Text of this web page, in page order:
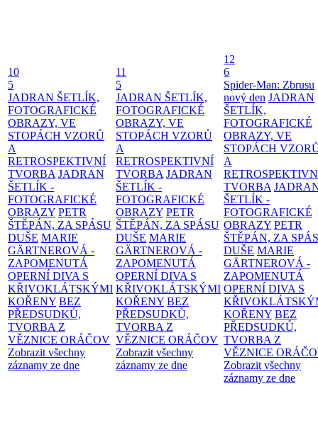
10
5
JADRAN ŠETLÍK,
FOTOGRAFICKÉ
OBRAZY, VE
STOPÁCH VZORŮ
A
RETROSPEKTIVNÍ
TVORBA JADRAN
ŠETLÍK -
FOTOGRAFICKÉ
OBRAZY PETR
ŠTĚPÁN, ZA SPÁSU
DUŠE MARIE
GÄRTNEROVÁ -
ZAPOMENUTÁ
OPERNÍ DIVA S
KŘIVOKLÁTSKÝMI
KOŘENY BEZ
PŘEDSUDKŮ,
TVORBA Z
VĚZNICE ORÁČOV
Zobrazit všechny
záznamy ze dne
11
5
JADRAN ŠETLÍK,
FOTOGRAFICKÉ
OBRAZY, VE
STOPÁCH VZORŮ
A
RETROSPEKTIVNÍ
TVORBA JADRAN
ŠETLÍK -
FOTOGRAFICKÉ
OBRAZY PETR
ŠTĚPÁN, ZA SPÁSU
DUŠE MARIE
GÄRTNEROVÁ -
ZAPOMENUTÁ
OPERNÍ DIVA S
KŘIVOKLÁTSKÝMI
KOŘENY BEZ
PŘEDSUDKŮ,
TVORBA Z
VĚZNICE ORÁČOV
Zobrazit všechny
záznamy ze dne
12
6
Spider-Man: Zbrusu
nový den JADRAN
ŠETLÍK,
FOTOGRAFICKÉ
OBRAZY, VE
STOPÁCH
A
TVORBA
ŠETLÍK -
FOTOGRAFICKÉ
OBRAZY PETR
ŠTĚPÁN, ZA
DUŠE MARIE
GÄRTNEROVÁ -
ZAPOMENUTÁ
OPERNÍ DIVA S
KOŘENY BEZ
PŘEDSUDKŮ,
TVORBA Z
VĚZNICE
Zobrazit všechny
záznamy ze dne